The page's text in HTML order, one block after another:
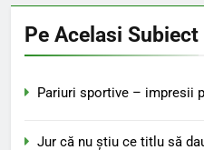
Pe Acelasi Subiect
Pariuri sportive – impresii
Jur că nu ştiu ce titlu să